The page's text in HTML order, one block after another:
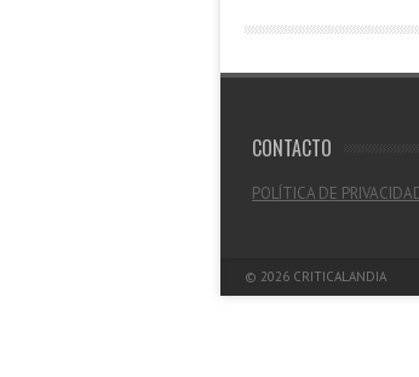
CONTACTO
POLÍTICA DE
© 2026 CRITICALANDIA